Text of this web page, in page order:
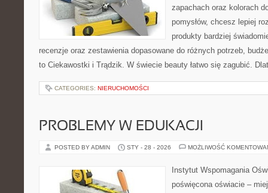
zapachach oraz kolorach
pomysłów, chcesz lepiej
produkty bardziej
recenzje oraz zestawienia dopasowane do różnych potrzeb,
to Ciekawostki i Trądzik. W świecie beauty łatwo się zagubić.
CATEGORIES: NIERUCHOMOŚCI
PROBLEMY W EDUKACJI
POSTED BY ADMIN STY - 28 - 2026 MOŻLIWOŚĆ
Instytut Wspomagania
poświęcona oświacie –